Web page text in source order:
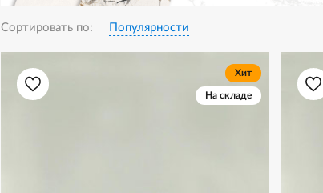
Сортировать по: Популярности
Хит
На складе